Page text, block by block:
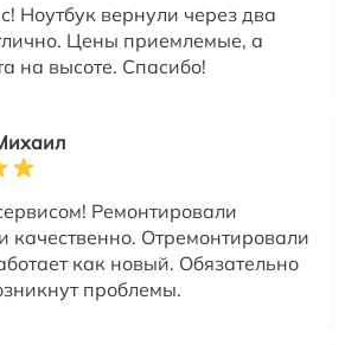
Ноутбук вернули через два
Цены приемлемые, а
на высоте. Спасибо!
Ремонтировали
качественно. Отремонтировали
как новый. Обязательно
проблемы.